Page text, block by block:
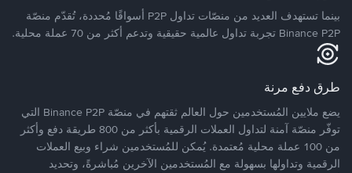
بينما تستهدف العديد من منصّات تداول P2P أسواقًا مُحددة، تُقدّم منصّة
Binance P2P تجربة تداول عالمية حقيقية وتدعم أكثر من 70 عملة محلية.
طرق دفع مرنة
يضع ملايين المُستخدمين حول العالم ثقتهم في منصّة Binance P2P التي
توفّر منصّة آمنة لتداول العملات الرقمية بأكثر من 800 طريقة دفع وأكثر
من 100 عملة محلية مُعتمدة. يُمكن للمُستخدمين شراء وبيع العملات
الرقمية وتداولها بسهولة مع المُستخدمين الآخرين مُباشرةً، وتحديد